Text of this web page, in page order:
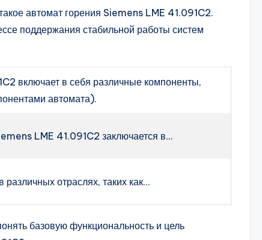
автомат горения Siemens LME 41.091C2.
поддержания стабильной работы систем
включает в себя различные компоненты,
автомата).
LME 41.091C2 заключается в…
различных отраслях, таких как…
базовую функциональность и цель